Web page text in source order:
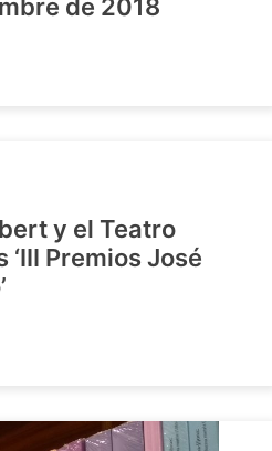
de 2018
y el Teatro
Premios José